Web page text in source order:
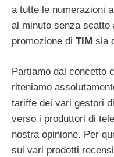
a tutte le numerazioni
al minuto senza
promozione di TIM sia
Partiamo dal concetto
riteniamo
tariffe dei vari gestori
verso i produttori di
nostra opinione. Per
sui vari prodotti